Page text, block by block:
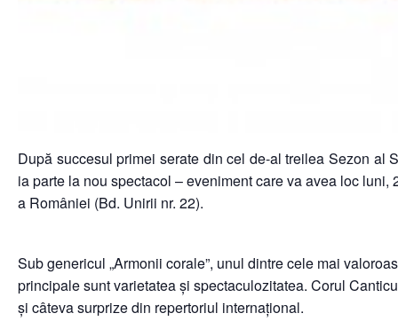
După succesul primei serate din cel de-al treilea Sezon
ia parte la nou spectacol – eveniment care va avea loc
a României (Bd. Unirii nr. 22).
Sub genericul „Armonii corale”, unul dintre cele mai
principale sunt varietatea și spectaculozitatea. Corul
și câteva surprize din repertoriul internațional.